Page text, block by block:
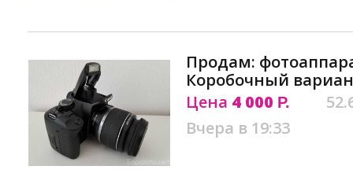
Продам:
Коробочный
Цена 4 000 Р.
Вчера в 19:33